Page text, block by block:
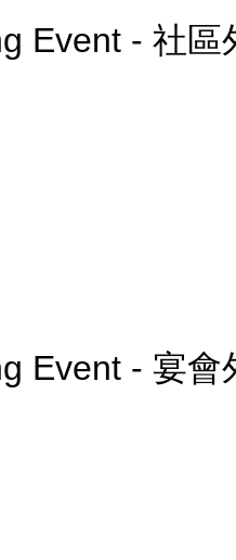
Event - 社區
Event - 宴會